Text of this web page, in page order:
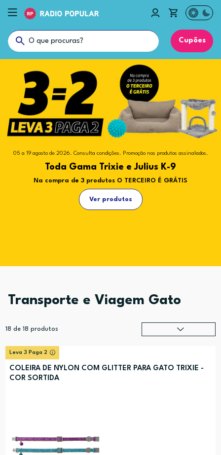
Cupões
Promoção nos produtos assinalados.
O melhor para o teu pet, agora na Radio
Popular
Descobre novas formas de mimar os teus animais
Ver produtos
05 a 19 agosto de 2026. Consulta condições. Promoção nos produtos assinalados.
Toda Gama Trixie e Julius K-9
Na compra de 3 produtos O TERCEIRO É GRÁTIS
Ver produtos
Transporte e Viagem Gato
18 de 18 produtos
Leva 3 Paga 2
COLEIRA DE NYLON COM GLITTER PARA GATO TRIXIE -
COR SORTIDA